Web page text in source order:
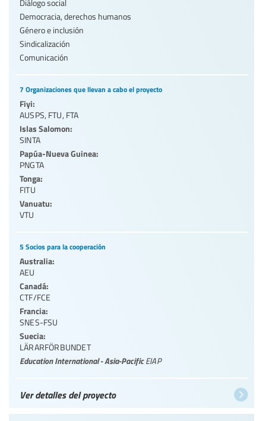
Diálogo social
Democracia, derechos humanos
Género e inclusión
Sindicalización
Comunicación
7 Organizaciones que llevan a cabo el proyecto
Fiyi:
AUSPS, FTU, FTA
Islas Salomon:
SINTA
Papúa-Nueva Guinea:
PNGTA
Tonga:
FITU
Vanuatu:
VTU
5 Socios para la cooperación
Australia:
AEU
Canadá:
CTF/FCE
Francia:
SNES-FSU
Suecia:
LÄRARFÖRBUNDET
Education International - Asia-PacificEIAP
Ver detalles del proyecto